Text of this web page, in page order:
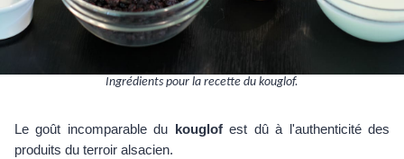
Ingrédients pour la recette du kouglof.
Le goût incomparable du kouglofest dû à l'authenticité des
produits du terroir alsacien.